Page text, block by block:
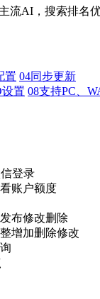
流AI，搜索排名
置 04同步更新
设置 08支持PC、
登录
账户额度
布修改删除
增加删除修改